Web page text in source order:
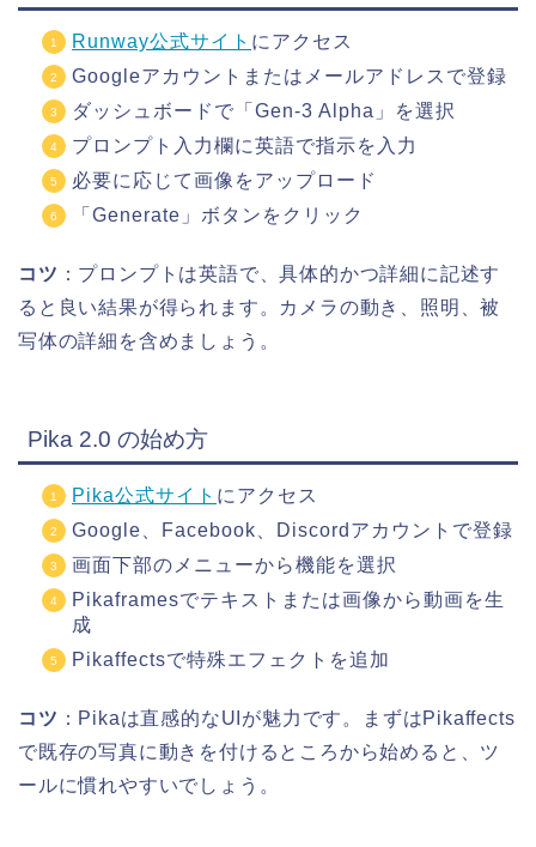
Runway公式サイト にアクセス
Googleアカウントまたはメールアドレスで登録
ダッシュボードで「Gen-3 Alpha」を選択
プロンプト入力欄に英語で指示を入力
必要に応じて画像をアップロード
「Generate」ボタンをクリック
コツ ：プロンプトは英語で、具体的かつ詳細に記述す
ると良い結果が得られます。カメラの動き、照明、被
写体の詳細を含めましょう。
Pika 2.0 の始め方
Pika公式サイト にアクセス
Google、Facebook、Discordアカウントで登録
画面下部のメニューから機能を選択
Pikaframesでテキストまたは画像から動画を生
成
Pikaffectsで特殊エフェクトを追加
コツ ：Pikaは直感的なUIが魅力です。まずはPikaffects
で既存の写真に動きを付けるところから始めると、ツ
ールに慣れやすいでしょう。